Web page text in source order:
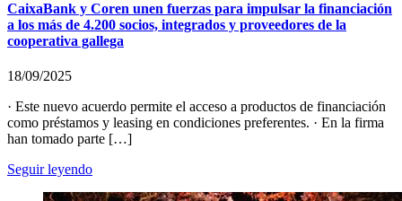
CaixaBank y Coren unen fuerzas para impulsar la financiación
a los más de 4.200 socios, integrados y proveedores de la
cooperativa gallega
18/09/2025
· Este nuevo acuerdo permite el acceso a productos de financiación
como préstamos y leasing en condiciones preferentes. · En la firma
han tomado parte […]
Seguir leyendo